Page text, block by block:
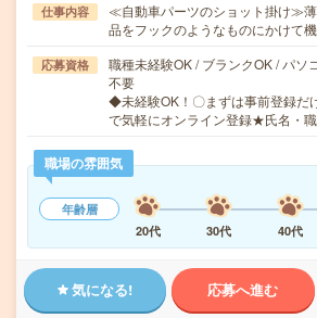
仕事内容
≪自動車パーツのショット掛け≫
品をフックのようなものにかけて
応募資格
職種未経験OK / ブランクOK / パソ
不要
◆未経験OK！〇まずは事前登録だ
で気軽にオンライン登録★氏名・
職場の雰囲気
年齢層
20代
30代 40代
気になる! 応募へ進む